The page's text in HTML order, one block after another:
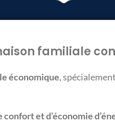
familiale
économique,
et d’économie